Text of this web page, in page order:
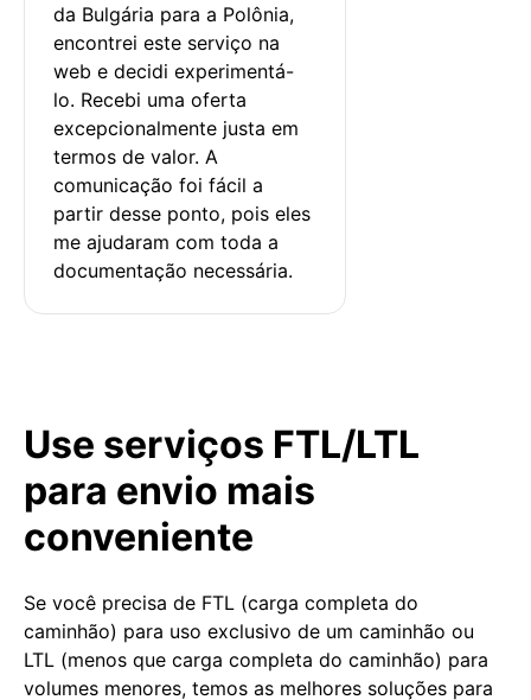
da Bulgária para a Polônia,
encontrei este serviço na
web e decidi experimentá-
lo. Recebi uma oferta
excepcionalmente justa em
termos de valor. A
comunicação foi fácil a
partir desse ponto, pois eles
me ajudaram com toda a
documentação necessária.
Use serviços FTL/LTL
para envio mais
conveniente
Se você precisa de FTL (carga completa do
caminhão) para uso exclusivo de um caminhão ou
LTL (menos que carga completa do caminhão) para
volumes menores, temos as melhores soluções para